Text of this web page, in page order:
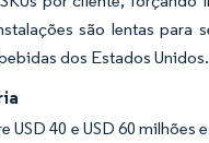
são lentas para
dos Estados Unidos.
40 e USD 60